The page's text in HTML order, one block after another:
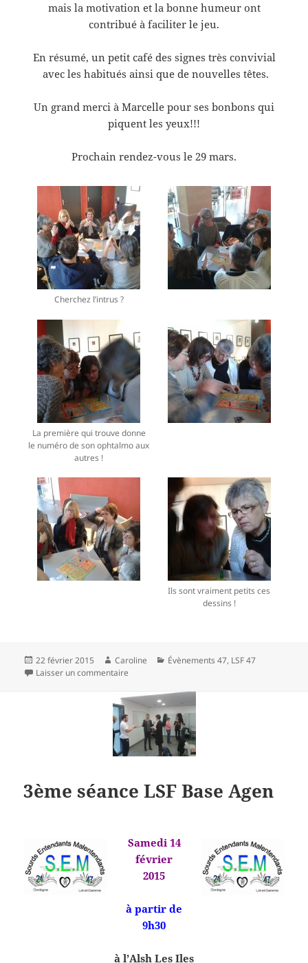
mais la motivation et la bonne humeur ont
contribué à faciliter le jeu.
En résumé, un petit café des signes très convivial
avec les habitués ainsi que de nouvelles têtes.
Un grand merci à Marcelle pour ses bonbons qui
piquent les yeux!!!
Prochain rendez-vous le 29 mars.
Cherchez l’intrus ?
La première qui trouve donne
le numéro de son ophtalmo aux
autres !
Ils sont vraiment petits ces
dessins !
Publié
le
22 février 2015 Auteur
Caroline Catégories
Évènements 47, LSF 47
Laisser un commentaire
3ème séance LSF Base Agen
Samedi 14
février
2015
à partir de
9h30
à l’Alsh Les Iles